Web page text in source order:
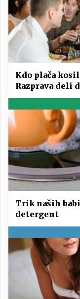
Kdo plača
Razprava deli
Trik naših
detergent